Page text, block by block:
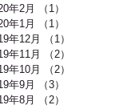
年2月
（1）
年1月
（1）
年12月
（1）
年11月
（2）
年10月
（2）
年9月
（3）
年8月
（2）